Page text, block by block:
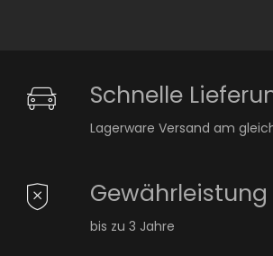
Schnelle
Lagerware Versand am
Gewährleistung
bis zu 3 Jahre